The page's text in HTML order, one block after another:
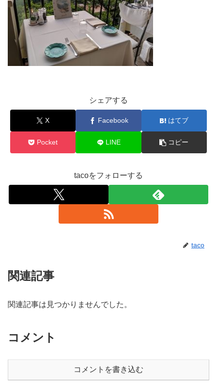
シェアする
X Facebook はてブ
Pocket LINE コピー
tacoをフォローする
taco
関連記事
関連記事は見つかりませんでした。
コメント
コメントを書き込む